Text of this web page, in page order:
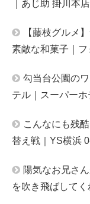
｜あじ助 掛川本店
【藤枝グルメ
素敵な和菓子｜
勾当台公園の
テル｜スーパー
こんなにも残
替え戦｜YS横浜
陽気なお兄さ
を吹き飛ばして